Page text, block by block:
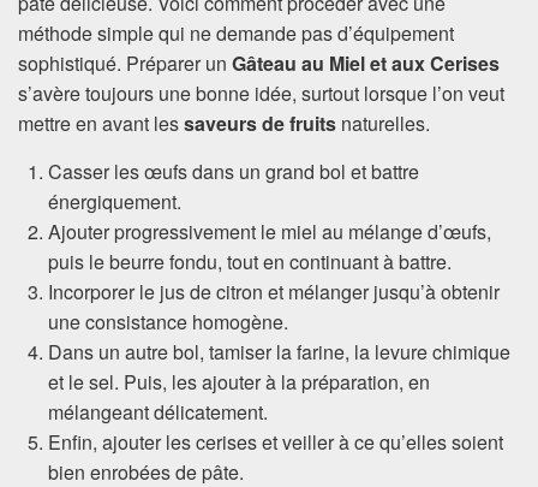
méthode simple qui ne demande pas d’équipement
sophistiqué. Préparer un Gâteau au Miel et aux Cerises
s’avère toujours une bonne idée, surtout lorsque l’on veut
mettre en avant lessaveurs de fruits naturelles.
Casser les œufs dans un grand bol et battre
énergiquement.
Ajouter progressivement le miel au mélange d’œufs,
puis le beurre fondu, tout en continuant à battre.
Incorporer le jus de citron et mélanger jusqu’à obtenir
une consistance homogène.
Dans un autre bol, tamiser la farine, la levure chimique
et le sel. Puis, les ajouter à la préparation, en
mélangeant délicatement.
Enfin, ajouter les cerises et veiller à ce qu’elles soient
bien enrobées de pâte.